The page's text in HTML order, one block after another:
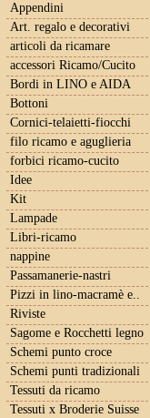
Appendini
Art. regalo e decorativi
articoli da ricamare
accessori Ricamo/Cucito
Bordi in LINO e AIDA
Bottoni
Cornici-telaietti-fiocchi
filo ricamo e aguglieria
forbici ricamo-cucito
Idee
Kit
Lampade
Libri-ricamo
nappine
Passamanerie-nastri
Pizzi in lino-macramè e..
Riviste
Sagome e Rocchetti legno
Schemi punto croce
Schemi punti tradizionali
Tessuti da ricamo
Tessuti x Broderie Suisse